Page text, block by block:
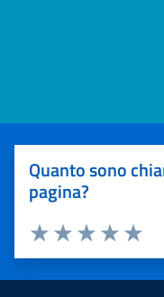
Quanto sono
pagina?
Valuta 4
Valuta 3
Valuta 2 stelle su
Valuta 1 stelle su 5